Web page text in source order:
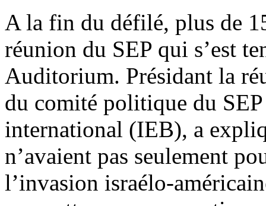
A la fin du défilé, plus de
réunion du SEP qui s’est
Auditorium. Présidant la
du comité politique du
international (IEB), a
n’avaient pas seulement
l’invasion israélo-